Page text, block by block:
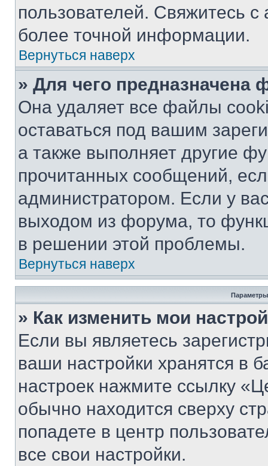
пользователей. Свяжитесь
более точной информации.
Вернуться наверх
» Для чего предназначена
Она удаляет все файлы
оставаться под вашим
а также выполняет другие
прочитанных сообщений,
администратором. Если у
выходом из форума, то
в решении этой проблемы.
Вернуться наверх
Параметры
» Как изменить мои
Если вы являетесь
ваши настройки хранятся в
настроек нажмите ссылку
обычно находится сверху
попадете в центр
все свои настройки.